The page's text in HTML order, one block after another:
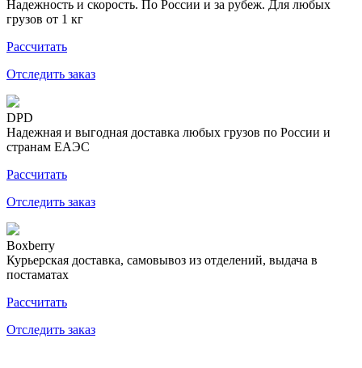
Надежность и скорость. По России и за рубеж. Для любых
грузов от 1 кг
Рассчитать
Отследить заказ
DPD
Надежная и выгодная доставка любых грузов по России и
странам ЕАЭС
Рассчитать
Отследить заказ
Boxberry
Курьерская доставка, самовывоз из отделений, выдача в
постаматах
Рассчитать
Отследить заказ